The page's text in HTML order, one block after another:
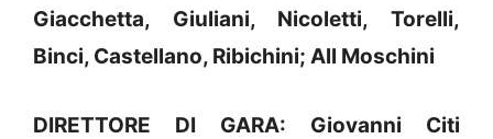
Giacchetta, Giuliani, Nicoletti, Torelli,
Binci, Castellano, Ribichini; All Moschini
DIRETTORE DI GARA: Giovanni Citi